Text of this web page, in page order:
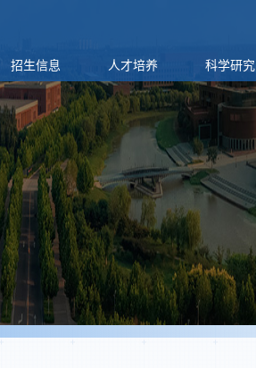
招生信息 人才培养 科学研究